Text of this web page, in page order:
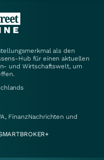
als den
Hub für einen aktuellen
und Wirtschaftswelt, um
FinanzNachrichten und